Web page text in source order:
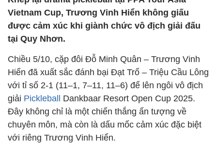
Vietnam Cup, Trương Vinh Hiển không giấu
được cảm xúc khi giành chức vô địch giải đấu
tại Quy Nhơn.
Chiều 5/10, cặp đôi Đỗ Minh Quân – Trương Vinh
Hiển đã xuất sắc đánh bại Đạt Trố – Triệu Cầu Lông
với tỉ số 2-1 (11–1, 7–11, 11–6) để lên ngôi vô địch
giải Pickleball
Dankbaar Resort Open Cup 2025.
Đây không chỉ là một chiến thắng ấn tượng về
chuyên môn, mà còn là dấu mốc cảm xúc đặc biệt
với riêng Trương Vinh Hiển.